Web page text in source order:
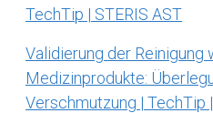
TechTip | STERIS AST
Validierung der
Medizinprodukte:
Verschmutzung | TechTip